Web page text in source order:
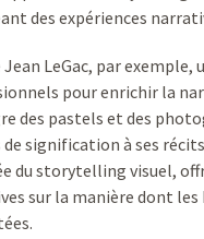
des expériences
LeGac, par exemple,
pour enrichir la
des pastels et des
signification à ses
du storytelling visuel,
sur la manière dont